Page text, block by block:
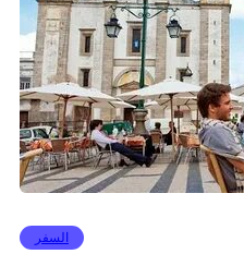
السفر